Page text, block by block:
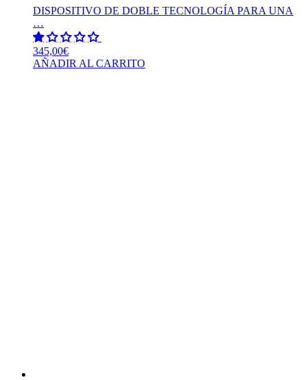
DISPOSITIVO DE DOBLE TECNOLOGÍA PARA UNA
…
345,00€
AÑADIR AL CARRITO